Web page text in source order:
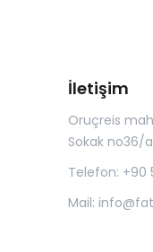
İletişim
Oruçreis
Sokak no36/
Telefon: +90
Mail: